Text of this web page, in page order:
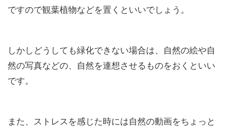
ですので観葉植物などを置くといいでしょう。
しかしどうしても緑化できない場合は、 自然の絵や自
然の写真などの、自然を連想させるものをおくといい
です。
また、ストレスを感じた時には自然の動画をちょっと